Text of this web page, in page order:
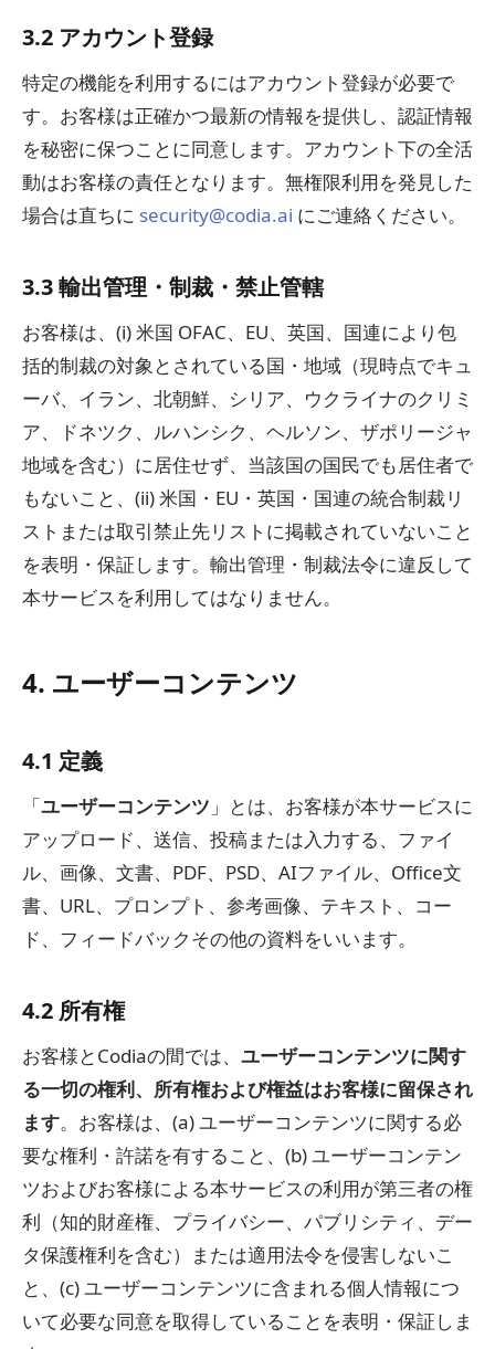
3.2 アカウント登録
特定の機能を利用するにはアカウント登録が必要で
す。お客様は正確かつ最新の情報を提供し、認証情報
を秘密に保つことに同意します。アカウント下の全活
動はお客様の責任となります。無権限利用を発見した
場合は直ちに security@codia.ai にご連絡ください。
3.3 輸出管理・制裁・禁止管轄
お客様は、(i) 米国 OFAC、EU、英国、国連により包
括的制裁の対象とされている国・地域（現時点でキュ
ーバ、イラン、北朝鮮、シリア、ウクライナのクリミ
ア、ドネツク、ルハンシク、ヘルソン、ザポリージャ
地域を含む）に居住せず、当該国の国民でも居住者で
もないこと、(ii) 米国・EU・英国・国連の統合制裁リ
ストまたは取引禁止先リストに掲載されていないこと
を表明・保証します。輸出管理・制裁法令に違反して
本サービスを利用してはなりません。
4. ユーザーコンテンツ
4.1 定義
「ユーザーコンテンツ 」とは、お客様が本サービスに
アップロード、送信、投稿または入力する、ファイ
ル、画像、文書、PDF、PSD、AIファイル、Office文
書、URL、プロンプト、参考画像、テキスト、コー
ド、フィードバックその他の資料をいいます。
4.2 所有権
お客様とCodiaの間では、 ユーザーコンテンツに関す
る一切の権利、所有権および権益はお客様に留保され
ます。お客様は、(a) ユーザーコンテンツに関する必
要な権利・許諾を有すること、(b) ユーザーコンテン
ツおよびお客様による本サービスの利用が第三者の権
利（知的財産権、プライバシー、パブリシティ、デー
タ保護権利を含む）または適用法令を侵害しないこ
と、(c) ユーザーコンテンツに含まれる個人情報につ
いて必要な同意を取得していることを表明・保証しま